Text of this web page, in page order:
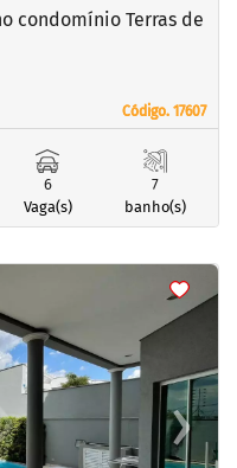
Código. 17607
Código. 17607
condomínio Terras de
6
Vaga(s)
7
banho(s)
›Next